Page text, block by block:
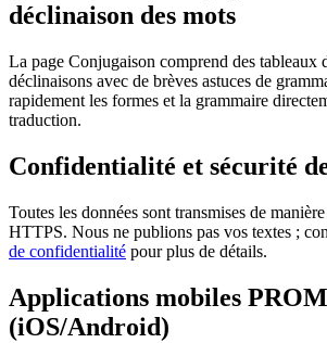
déclinaison des mots
La page Conjugaison comprend des tableaux
déclinaisons avec de brèves astuces de
rapidement les formes et la grammaire
traduction.
Confidentialité et sécurité
Toutes les données sont transmises de
HTTPS. Nous ne publions pas vos textes ;
de confidentialité pour plus de détails.
Applications mobiles
(iOS/Android)